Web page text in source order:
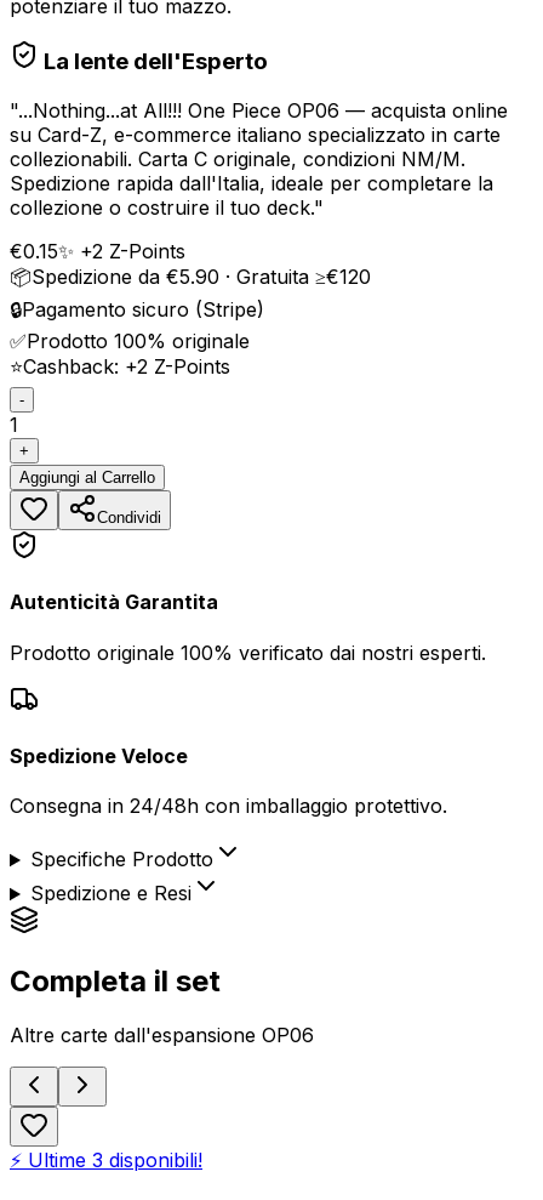
potenziare il tuo mazzo.
La lente dell'Esperto
"...Nothing...at All!!! One Piece OP06 — acquista online
su Card-Z, e-commerce italiano specializzato in carte
collezionabili. Carta C originale, condizioni NM/M.
Spedizione rapida dall'Italia, ideale per completare la
collezione o costruire il tuo deck."
€0.15✨ +2 Z-Points
📦Spedizione da €5.90 · Gratuita ≥€120
🔒Pagamento sicuro (Stripe)
✅Prodotto 100% originale
⭐Cashback: +2 Z-Points
-
1
+
Aggiungi al Carrello
Condividi
Autenticità Garantita
Prodotto originale 100% verificato dai nostri esperti.
Spedizione Veloce
Consegna in 24/48h con imballaggio protettivo.
Specifiche Prodotto
Spedizione e Resi
Completa il set
Altre carte dall'espansione OP06
⚡ Ultime 3 disponibili!